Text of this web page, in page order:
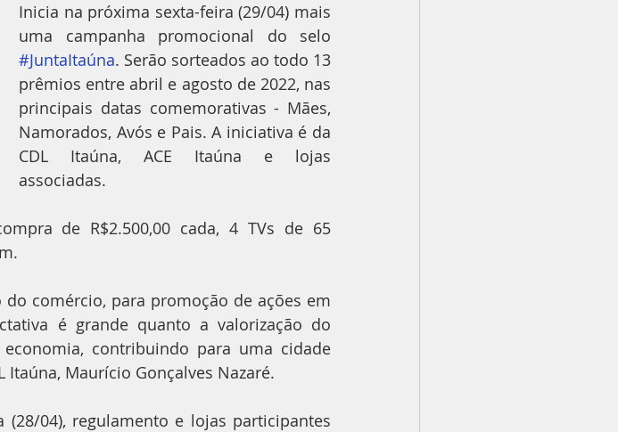
Inicia na próxima sexta-feira (29/04) mais
#JuntaItaúna. Serão sorteados ao todo 13
prêmios entre abril e agosto de 2022, nas
principais datas comemorativas - Mães,
Namorados, Avós e Pais. A iniciativa é da
CDL Itaúna, ACE Itaúna e lojas
associadas.
de R$2.500,00 cada, 4 TVs de 65
comércio, para promoção de ações em
é grande quanto a valorização do
contribuindo para uma cidade
Maurício Gonçalves Nazaré.
04), regulamento e lojas participantes